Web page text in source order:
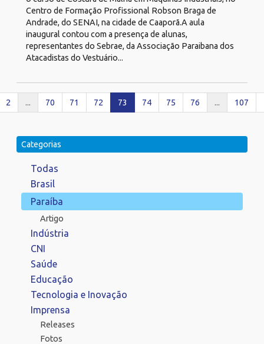
Centro de Formação Profissional Robson Braga de
Andrade, do SENAI, na cidade de Caaporã.A aula
inaugural contou com a presença de alunas,
representantes do Sebrae, da Associação Paraibana dos
Atacadistas do Vestuário...
2 ... 70 71 72 73 74 75 76 ... 107
Categorias
Todas
Brasil
Paraíba
Artigo
Indústria
CNI
Saúde
Educação
Tecnologia e Inovação
Imprensa
Releases
Fotos